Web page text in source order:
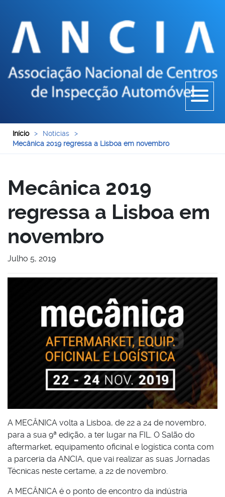
Início > Noticias
>
Mecânica 2019 regressa a Lisboa em novembro
Mecânica 2019
regressa a Lisboa em
novembro
Julho 5, 2019
A MECÂNICA volta a Lisboa, de 22 a 24 de novembro,
para a sua 9ª edição, a ter lugar na FIL. O Salão do
aftermarket, equipamento oficinal e logística conta com
a parceria da ANCIA, que vai realizar as suas Jornadas
Técnicas neste certame, a 22 de novembro.
A MECÂNICA é o ponto de encontro da indústria